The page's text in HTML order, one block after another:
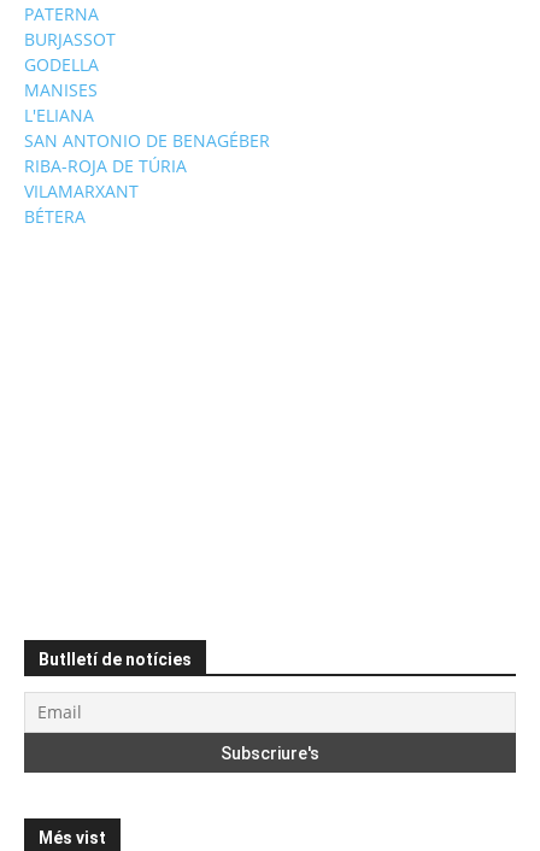
PATERNA
BURJASSOT
GODELLA
MANISES
L'ELIANA
SAN ANTONIO DE BENAGÉBER
RIBA-ROJA DE TÚRIA
VILAMARXANT
BÉTERA
Butlletí de notícies
Més vist